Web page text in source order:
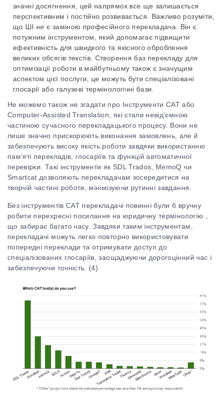
значні досягнення, цей напрямок все ще залишається
перспективним і постійно розвивається. Важливо розуміти,
що ШІ не є заміною професійного перекладача. Він є
потужним інструментом, який допомагає підвищити
ефективність для швидкого та якісного оброблення
великих обсягів текстів. Створення баз перекладу для
оптимізації роботи в майбутньому також є значущим
аспектом цієї послуги,
це можуть бути спеціалізовані
глосарії або галузеві термінологічні бази.
Не можемо також не згадати про Інструменти CAT або
Computer-Assisted Translation, які стали невід’ємною
частиною сучасного перекладацького процесу. Вони не
лише значно прискорюють виконання замовлень, але й
забезпечують високу якість роботи завдяки використанню
пам’яті перекладів, глосаріїв та функцій автоматичної
перевірки. Такі інструменти як SDL Trados, MemoQ чи
Smartcat дозволяють перекладачам зосередитися на
творчій частині роботи, мінімізуючи рутинні завдання.
Без інструментів CAT перекладачі повинні були б вручну
робити перехресні посилання на юридичну термінологію
що забирає багато часу. Завдяки таким інструментам,
перекладачі можуть легко повторно використовувати
попередні переклади та отримувати доступ до
спеціалізованих глосаріїв, заощаджуючи дорогоцінний час і
забезпечуючи точність. (4)